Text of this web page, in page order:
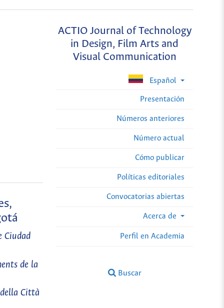
ACTIO Journal of Technology
in Design, Film Arts and
Visual Communication
Español
Presentación
Números anteriores
Número actual
Cómo publicar
Políticas editoriales
Convocatorias abiertas
Acerca de
Perfil en Academia
Buscar
Ciudad
de la
Città